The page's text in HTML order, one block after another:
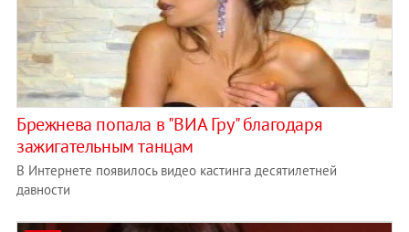
Брежнева попала в "ВИА Гру" благодаря
зажигательным танцам
В Интернете появилось видео кастинга десятилетней
давности